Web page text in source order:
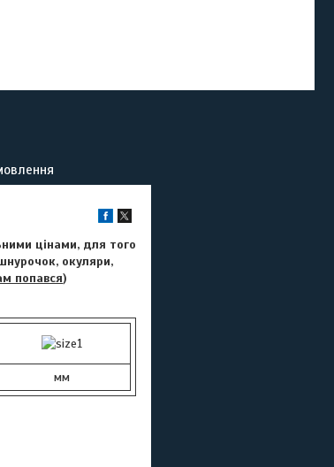
цінами, для того
окуляри,
попався)
мм